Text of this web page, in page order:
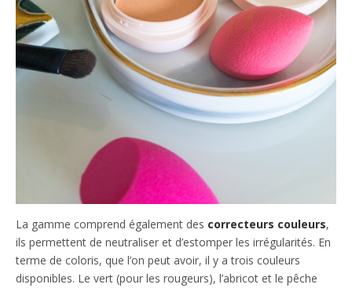
La gamme comprend également des correcteurs couleurs,
ils permettent de neutraliser et d’estomper les irrégularités. En
terme de coloris, que l’on peut avoir, il y a trois couleurs
disponibles. Le vert (pour les rougeurs), l’abricot et le pêche